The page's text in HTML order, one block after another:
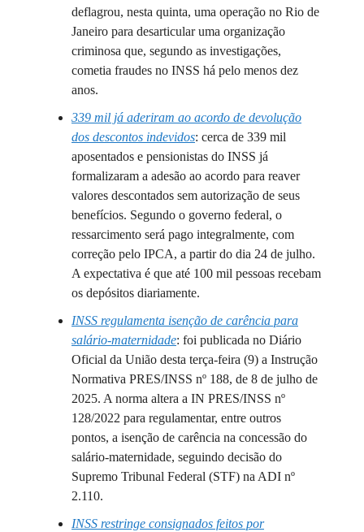
deflagrou, nesta quinta, uma operação no Rio de
Janeiro para desarticular uma organização
criminosa que, segundo as investigações,
cometia fraudes no INSS há pelo menos dez
anos.
339 mil já aderiram ao acordo de devolução
dos descontos indevidos: cerca de 339 mil
aposentados e pensionistas do INSS já
formalizaram a adesão ao acordo para reaver
valores descontados sem autorização de seus
benefícios. Segundo o governo federal, o
ressarcimento será pago integralmente, com
correção pelo IPCA, a partir do dia 24 de julho.
A expectativa é que até 100 mil pessoas recebam
os depósitos diariamente.
INSS regulamenta isenção de carência para
salário-maternidade: foi publicada no Diário
Oficial da União desta terça-feira (9) a Instrução
Normativa PRES/INSS nº 188, de 8 de julho de
2025. A norma altera a IN PRES/INSS nº
128/2022 para regulamentar, entre outros
pontos, a isenção de carência na concessão do
salário-maternidade, seguindo decisão do
Supremo Tribunal Federal (STF) na ADI nº
2.110.
INSS restringe consignados feitos por